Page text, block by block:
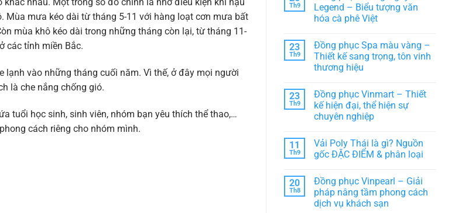
nhau. Một trong số đó chính là nhờ điều kiện khí hậu
mưa kéo dài từ tháng 5-11 với hàng loạt cơn mưa bất
mùa khô kéo dài trong những tháng còn lại, từ tháng 11-
các tỉnh miền Bắc.
vào những tháng cuối năm. Vì thế, ở đây mọi người
là che nắng chống gió.
tuổi học sinh, sinh viên, nhóm bạn yêu thích thể thao,…
cách riêng cho nhóm mình.
ngành
ẩm
thực
rẻ,
chất
lượng
Lựa
chọn
hoàn
hảo
thể
luận
ở
Áo
đẹp:
Đồng
phục
thời
trang
Lớp,
CLB
Th9
Legend – Biểu tượng văn
hóa cà phê Việt
bình
luận
Đồng
Nguyên
Legend
–
Biểu
tượng
cà
phê
Việt
23
Th9
Đồng phục Spa màu vàng –
Thiết kế sang trọng, tôn vinh
thương hiệu
bình
luận
ở
Đồng
màu
vàng
–
sang
trọng,
tôn
vinh
thương
23
Th9
Đồng phục Vinmart – Thiết
kế hiện đại, thể hiện sự
chuyên nghiệp
bình
luận
ở
Vinmart
–
Thiết
kế
11
Th9
Vải Poly Thái là gì? Nguồn
gốc ĐẶC ĐIỂM & phân loại
bình
luận
ở
Vải
20
Th8
Đồng phục Vinpearl – Giải
pháp nâng tầm phong cách
dịch vụ khách sạn